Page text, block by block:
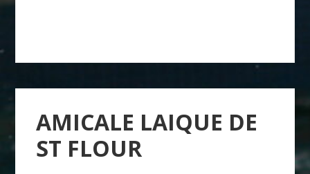
AMICALE LAIQUE DE
ST FLOUR